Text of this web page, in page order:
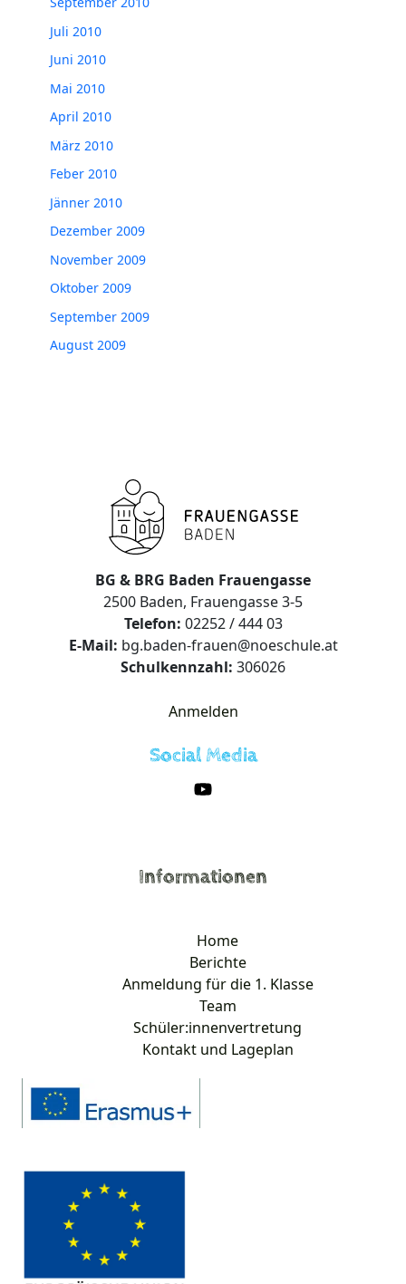
Juli 2010
Juni 2010
Mai 2010
April 2010
März 2010
Feber 2010
Jänner 2010
Dezember 2009
November 2009
Oktober 2009
September 2009
August 2009
BG & BRG Baden Frauengasse
2500 Baden, Frauengasse 3-5
Telefon: 02252 / 444 03
E-Mail: bg.baden-frauen@noeschule.at
Schulkennzahl: 306026
Anmelden
Social Media
Informationen
Home
Berichte
Anmeldung für die 1. Klasse
Team
Schüler:innenvertretung
Kontakt und Lageplan